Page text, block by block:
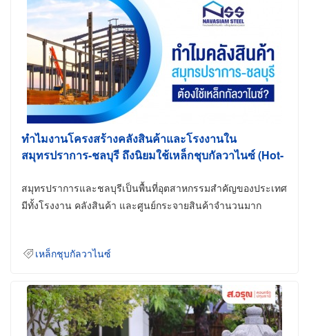
ทำไมงานโครงสร้างคลังสินค้าและโรงงานใน
สมุทรปราการ-ชลบุรี ถึงนิยมใช้เหล็กชุบกัลวาไนซ์ (Hot-
สมุทรปราการและชลบุรีเป็นพื้นที่อุตสาหกรรมสำคัญของประเทศ
มีทั้งโรงงาน คลังสินค้า และศูนย์กระจายสินค้าจำนวนมาก
เหล็กชุบกัลวาไนซ์